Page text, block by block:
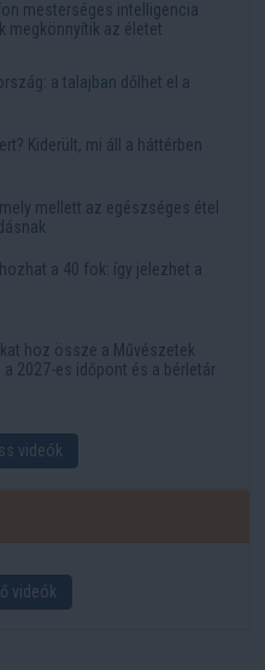
mesterséges intelligencia
megkönnyítik az életet
a talajban dőlhet el a
Kiderült, mi áll a háttérben
mellett az egészséges étel
a 40 fok: így jelezhet a
hoz össze a Művészetek
a 2027-es időpont és a bérletár
videók
videók